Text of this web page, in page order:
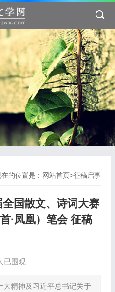
的位置是： 网站首页>征稿启事
国散文、诗词大赛
·凤凰）笔会 征稿
已围观
大精神及习近平总书记关于